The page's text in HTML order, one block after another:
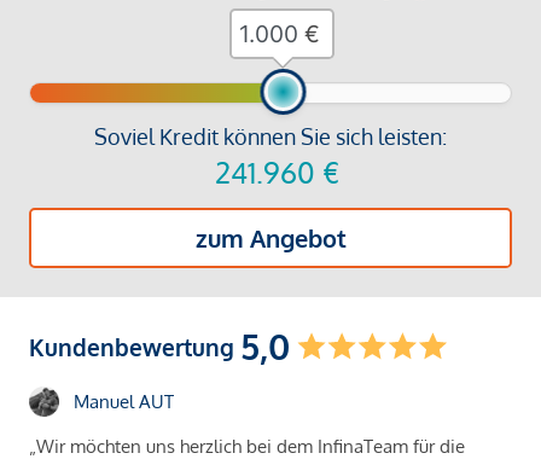
Soviel Kredit können Sie sich leisten:
241.960 €
zum Angebot
€
Kundenbewertung 5,0
Manuel AUT
„Wir möchten uns herzlich bei dem InfinaTeam für die